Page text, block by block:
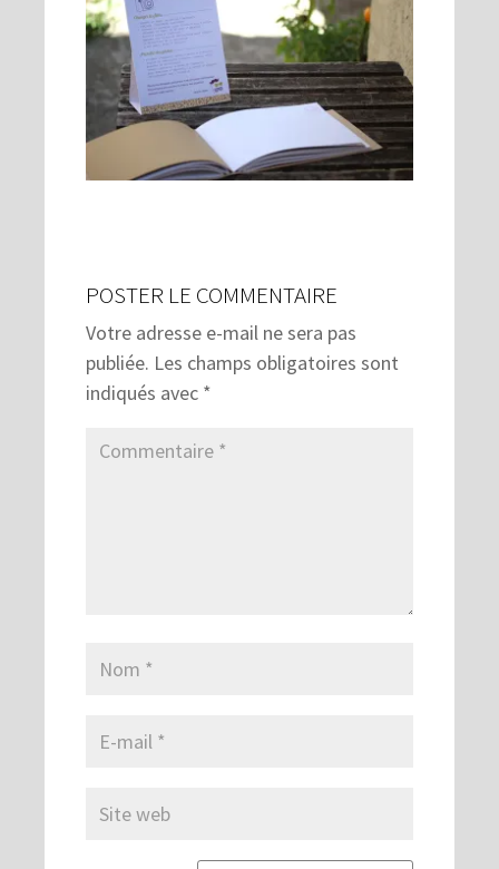
POSTER LE COMMENTAIRE
Votre adresse e-mail ne sera pas
publiée. Les champs obligatoires sont
indiqués avec *